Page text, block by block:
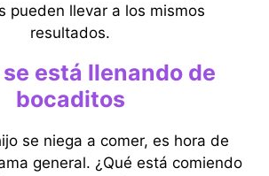
pueden llevar a los mismos
resultados.
está llenando de
bocaditos
se niega a comer, es hora de
general. ¿Qué está comiendo